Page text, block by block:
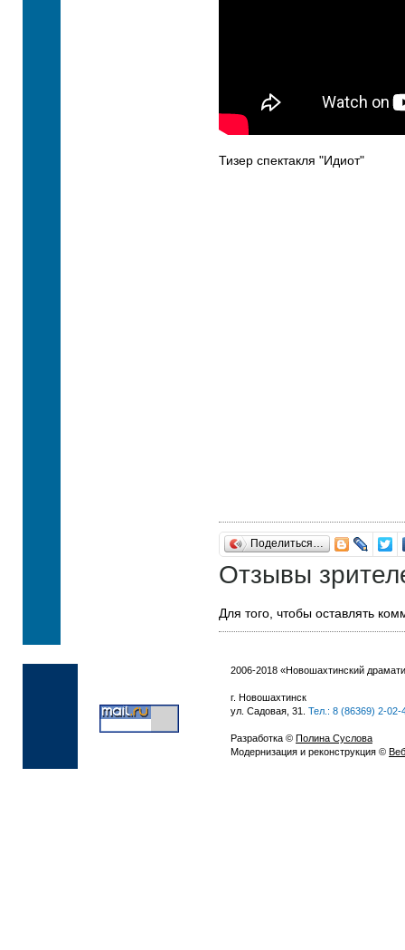
Тизер спектакля "Идиот"
Поделиться…
Отзывы
Для того, чтобы оставлять
2006-2018 «Новошахтинский
г. Новошахтинск
ул. Садовая, 31. Тел.: 8 (86369) 2-02-
Разработка © Полина Суслова
Модернизация и реконструкция ©